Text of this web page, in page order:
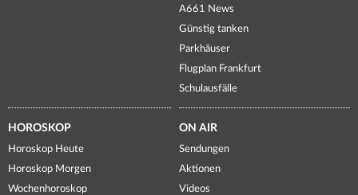
A661 News
Günstig tanken
Parkhäuser
Flugplan Frankfurt
Schulausfälle
HOROSKOP
Horoskop Heute
Horoskop Morgen
Wochenhoroskop
ON AIR
Sendungen
Aktionen
Videos